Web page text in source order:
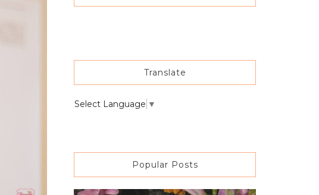
Translate
Select Language ▼
Popular Posts